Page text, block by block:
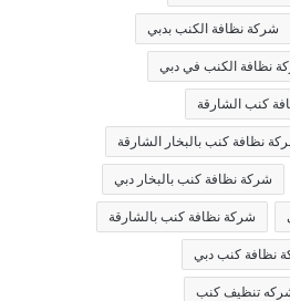
شركة نظافة الكنب بدبي
نظافة الكنب في دبي
كنب الشارقة
نظافة كنب بالبخار الشارقة
شركة نظافة كنب بالبخار دبي
شركة نظافة كنب بالشارقة
نظافة كنب دبي
تنظيف كنب